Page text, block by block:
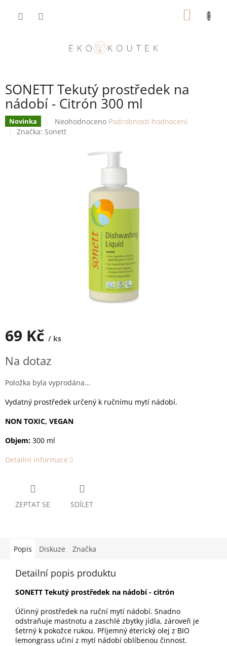
SONETT Tekutý prostředek na
nádobí - Citrón 300 ml
Novinka
Průměrné
hodnocení
Neohodnoceno Podrobnosti hodnocení
Značka: Sonett
69 Kč / ks
cena:
Na dotaz
Položka byla vyprodána…
Vydatný prostředek určený k ručnímu mytí nádobí.
NON TOXIC, VEGAN
Objem: 300 ml
Detailní informace
ZEPTAT SE SDÍLET
Popis Diskuze Značka
Detailní popis produktu
SONETT Tekutý prostředek na nádobí - citrón
Účinný prostředek na ruční mytí nádobí. Snadno
odstraňuje mastnotu a zaschlé zbytky jídla, zároveň je
šetrný k pokožce rukou. Příjemný éterický olej z BIO
lemongrass učiní z mytí nádobí oblíbenou činnost.